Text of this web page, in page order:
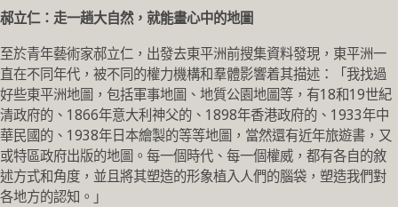
郝立仁：走一趟大自然，就能畫心中的地圖
至於青年藝術家郝立仁，出發去東平洲前搜集資料發現，東平洲一
直在不同年代，被不同的權力機構和羣體影響着其描述：「我找過
好些東平洲地圖，包括軍事地圖、地質公園地圖等，有18和19世紀
清政府的、1866年意大利神父的、1898年香港政府的、1933年中
華民國的、1938年日本繪製的等等地圖，當然還有近年旅遊書，又
或特區政府出版的地圖。每一個時代、每一個權威，都有各自的敘
述方式和角度，並且將其塑造的形象植入人們的腦袋，塑造我們對
各地方的認知。」